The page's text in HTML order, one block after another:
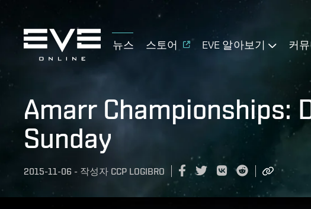
뉴스 스토어 EVE 알아보기 커
Amarr Championships:
Sunday
2015-11-06 - 작성자 CCP LOGIBRO